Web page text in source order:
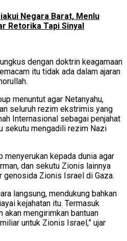
Negara Barat, Menlu
Retorika Tapi Sinyal
dengan doktrin keagamaan
itu tidak ada dalam ajaran
menuntut agar Netanyahu,
seluruh rezim ekstrimis yang
Internasional sebagai penjahat
sekutu mengadili rezim Nazi
menyerukan kepada dunia agar
dan sekutu Zionis lainnya
Zionis Israel di Gaza.
langsung, mendukung bahkan
kejahatan itu. Termasuk
mengirimkan bantuan
untuk Zionis Israel,” ujar